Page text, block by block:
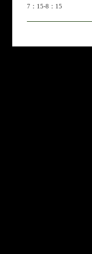
7：15-8：15